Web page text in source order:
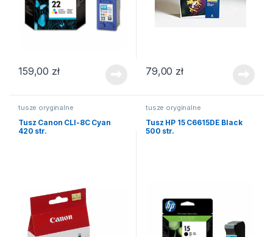
159,00 zł 79,00 zł
tusze oryginalne
Tusz Canon CLI-8C Cyan
420 str.
tusze oryginalne
Tusz HP 15 C6615DE Black
500 str.